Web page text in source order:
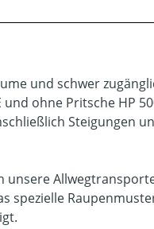
und schwer
ohne Pritsche HP
Steigungen
unsere
spezielle